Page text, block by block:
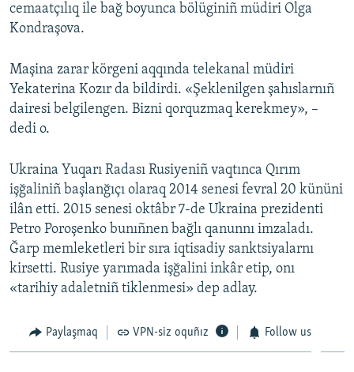
cemaatçılıq ile bağ boyunca bölüginiñ müdiri Olga
Kondraşova.
Maşina zarar körgeni aqqında telekanal müdiri
Yekaterina Kozır da bildirdi. «Şeklenilgen şahıslarnıñ
dairesi belgilengen. Bizni qorquzmaq kerekmey», –
dedi o.
Ukraina Yuqarı Radası Rusiyeniñ vaqtınca Qırım
işğaliniñ başlanğıçı olaraq 2014 senesi fevral 20 kününi
ilân etti. 2015 senesi oktâbr 7-de Ukraina prezidenti
Petro Poroşenko bunıñnen bağlı qanunnı imzaladı.
Ğarp memleketleri bir sıra iqtisadiy sanktsiyalarnı
kirsetti. Rusiye yarımada işğalini inkâr etip, onı
«tarihiy adaletniñ tiklenmesi» dep adlay.
Paylaşmaq VPN-siz oquñız Follow us